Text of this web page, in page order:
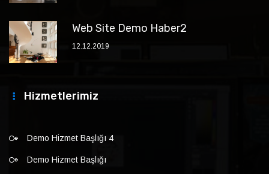
Web Site Demo Haber2
12.12.2019
Hizmetlerimiz
Demo Hizmet Başlığı 4
Demo Hizmet Başlığı